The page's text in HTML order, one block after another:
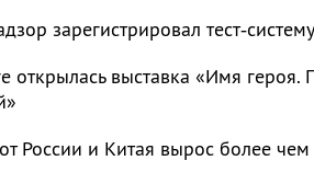
зарегистрировал
открылась выставка «Имя героя.
России и Китая вырос более чем